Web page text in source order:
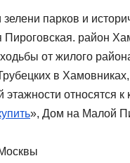
парков и
район
от жилого
в
относятся к
», Дом на Малой